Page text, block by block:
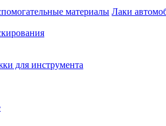
материалы Лаки
для инструмента